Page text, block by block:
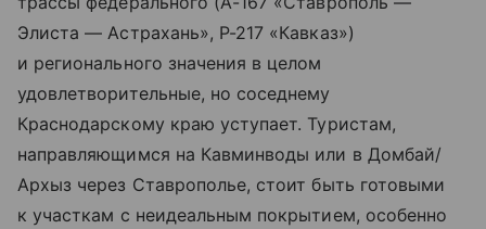
Элиста — Астрахань», Р-217 «Кавказ»)
и регионального значения в целом
удовлетворительные, но соседнему
Краснодарскому краю уступает. Туристам,
направляющимся на Кавминводы или в Домбай/
Архыз через Ставрополье, стоит быть готовыми
к участкам с неидеальным покрытием, особенно